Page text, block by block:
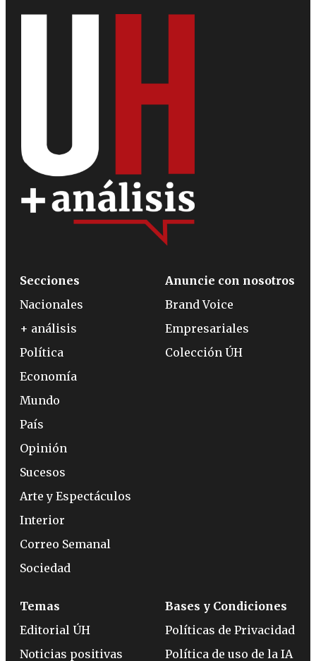
Secciones
Nacionales
+ análisis
Política
Economía
Mundo
País
Opinión
Sucesos
Arte y Espectáculos
Interior
Correo Semanal
Sociedad
Anuncie con nosotros
Brand Voice
Empresariales
Colección ÚH
Temas
Editorial ÚH
Noticias positivas
Bases y Condiciones
Políticas de Privacidad
Política de uso de la IA